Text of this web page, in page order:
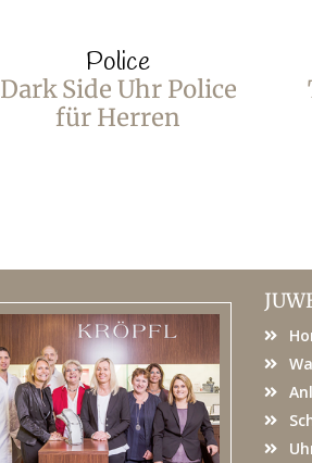
Police
Dark Side Uhr Police
für Herren